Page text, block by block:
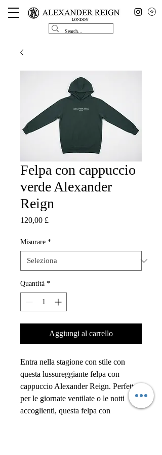
Felpa con cappuccio
verde Alexander
Reign
120,00 £
Misurare *
Quantità *
Aggiungi al carrello
Entra nella stagione con stile con
questa lussureggiante felpa con
cappuccio Alexander Reign. Perfetta
per le giornate ventilate o le notti
accoglienti, questa felpa con